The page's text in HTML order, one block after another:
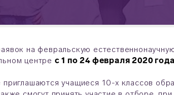
на февральскую
центре с 1 по 24 февраля 2020
учащиеся 10-х классов